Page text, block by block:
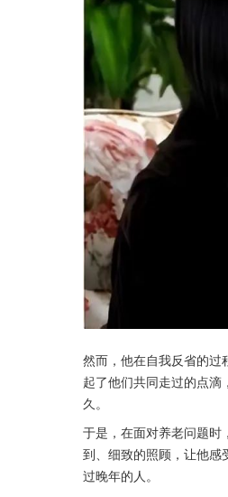
然而，他在自我反省的过
起了他们共同走过的点
久。
于是，在面对养老问题时
到、细致的照顾，让他感
过晚年的人。